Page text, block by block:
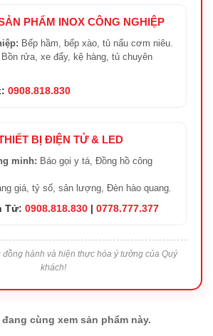
PHẨM INOX CÔNG NGHIỆP
Bếp hầm, bếp xào, tủ nấu cơm niêu.
Bồn rửa, xe đẩy, kệ hàng, tủ chuyên
0908.818.830
BỊ ĐIỆN TỬ & LED
minh: Báo gọi y tá, Đồng hồ công
giá, tỷ số, sản lượng, Đèn hào quang.
Tử: 0908.818.830 | 0778.777.377
hành và hiện thực hóa ý tưởng của Quý
khách!
cùng xem sản phẩm này.